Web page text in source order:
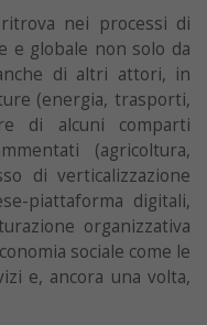
nei processi di
e globale non solo da
di altri attori, in
(energia, trasporti,
di alcuni comparti
(agricoltura,
di verticalizzazione
piattaforma digitali,
organizzativa
sociale come le
e, ancora una volta,